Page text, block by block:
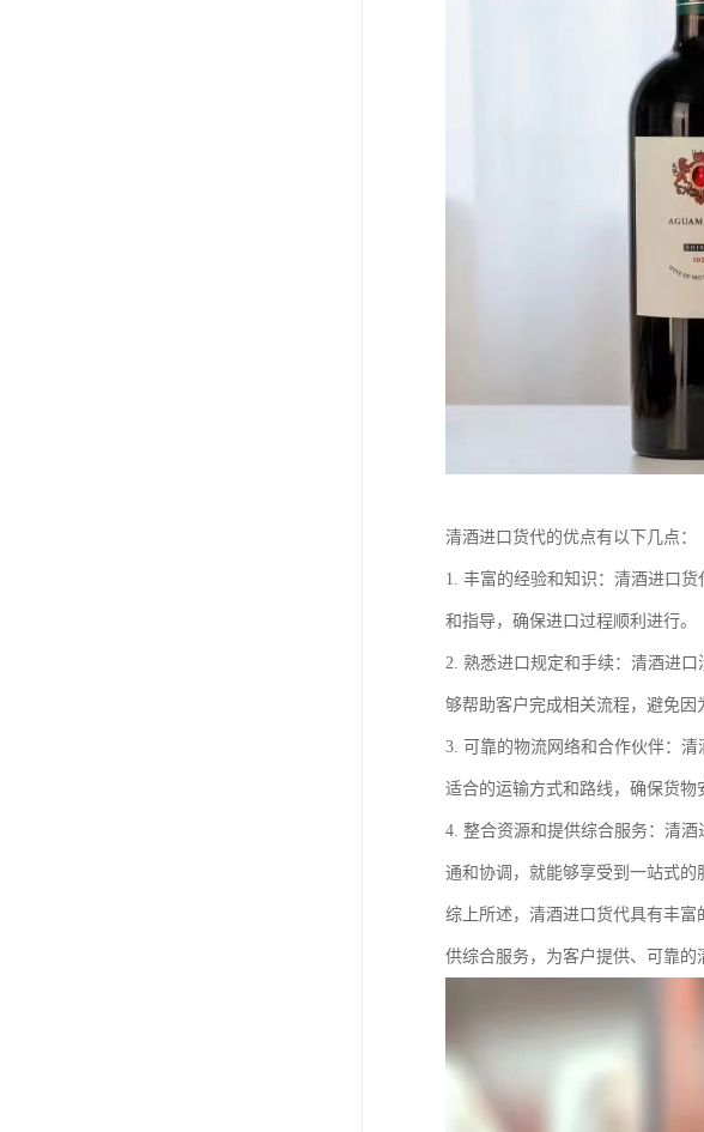
清酒进口货代的优点有以下几点：
1. 丰富的经验和知识：清酒进口
和指导，确保进口过程顺利进行。
2. 熟悉进口规定和手续：清酒进
够帮助客户完成相关流程，避免因
3. 可靠的物流网络和合作伙伴：
适合的运输方式和路线，确保货物
4. 整合资源和提供综合服务：清
通和协调，就能够享受到一站式的
综上所述，清酒进口货代具有丰
供综合服务，为客户提供、可靠的